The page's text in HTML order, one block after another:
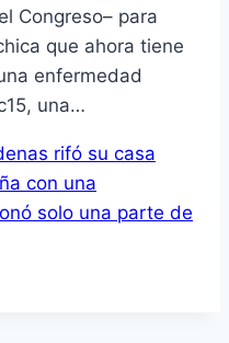
Congreso– para
que ahora tiene
enfermedad
una…
rifó su casa
con una
solo una parte de